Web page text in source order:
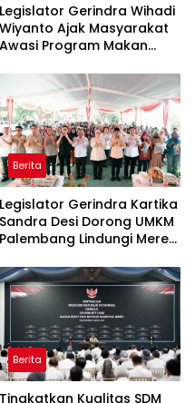
Legislator Gerindra Wihadi
Wiyanto Ajak Masyarakat
Awasi Program Makan
Sasaran
Berita
Legislator Gerindra Kartika
Sandra Desi Dorong UMKM
Palembang Lindungi Merek
Berita
Tingkatkan Kualitas SDM